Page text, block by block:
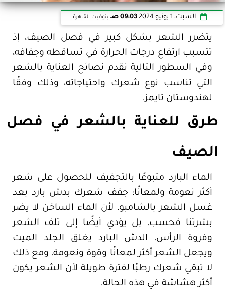
السبت، 1 يونيو 2024 09:03 صـ بتوقيت القاهرة
يتضرر الشعر بشكل كبير في فصل الصيف، إذ
تتسبب ارتفاع درجات الحرارة في تساقطه وجفافه،
وفي السطور التالية نقدم نصائح العناية بالشعر
التي تناسب نوع شعرك واحتياجاته، وذلك وفقًا
لهندوستان تايمز.
طرق للعناية بالشعر في فصل
الصيف
الماء البارد متبوعًا بالتجفيف للحصول على شعر
أكثر نعومة ولمعانًا: جفف شعرك بدش بارد بعد
غسل الشعر بالشامبو، لأن الماء الساخن لا يضر
بشرتنا فحسب، بل يؤدي أيضًا إلى تلف الشعر
وفروة الرأس، الدش البارد يغلق الجلد الميت
ويجعل الشعر أكثر لمعانًا وقوة ونعومة، ومع ذلك
لا تبقي شعرك رطبًا لفترة طويلة لأن الشعر يكون
أكثر هشاشة في هذه الحالة.